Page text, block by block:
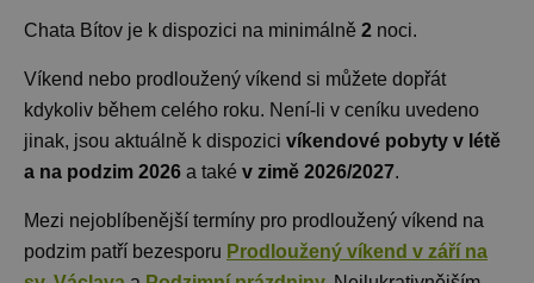
Chata Bítov je k dispozici na minimálně 2 noci.
Víkend nebo prodloužený víkend si můžete dopřát
kdykoliv během celého roku. Není-li v ceníku uvedeno
jinak, jsou aktuálně k dispozici víkendové pobyty v létě
a na podzim 2026 a také v zimě 2026/2027.
Mezi nejoblíbenější termíny pro prodloužený víkend na
podzim patří bezesporu Prodloužený víkend v září na